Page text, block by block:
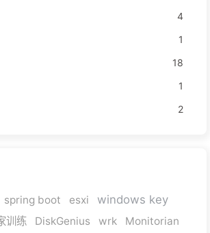
4
1
18
1
2
spring boot esxi windows key
训练 DiskGenius wrk Monitorian